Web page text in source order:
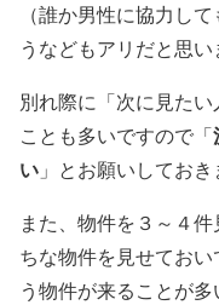
（誰か男性に協力し
うなどもアリだと思い
別れ際に「次に見た
ことも多いですので「
い 」とお願いしておき
また、物件を３～４
ちな物件を見せてお
う物件が来ることが多